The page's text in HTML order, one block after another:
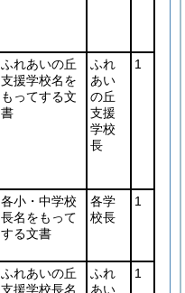
ふれあいの丘
支援学校名を
もってする文
書
ふれ
あい
の丘
支援
学校
長
1
各小・中学校
長名をもって
する文書
各学
校長
1
ふれあいの丘
支援学校長名
ふれ
あい
1